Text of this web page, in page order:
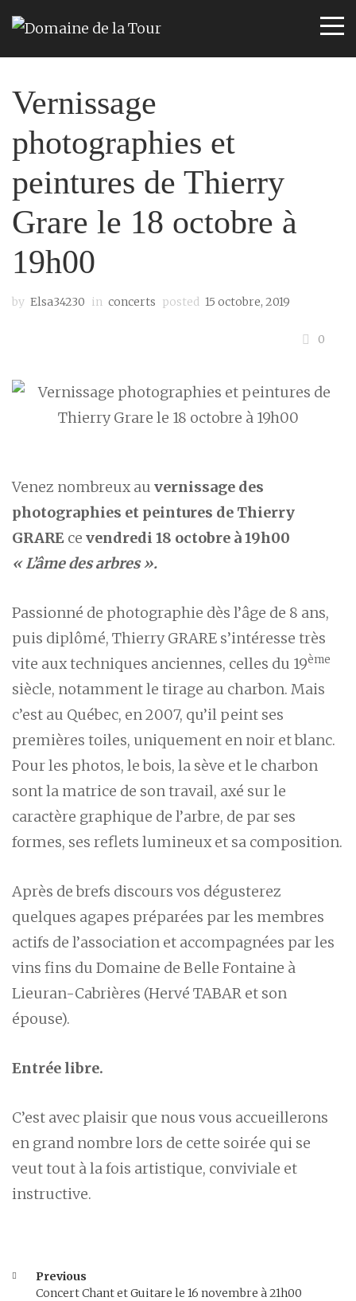
Vernissage
photographies et
peintures de Thierry
Grare le 18 octobre à
19h00
by Elsa34230 in concerts posted 15 octobre, 2019
0
Venez nombreux au vernissage des
photographies et peintures de Thierry
GRARE ce vendredi 18 octobre à 19h00
« L’âme des arbres ».
Passionné de photographie dès l’âge de 8 ans,
puis diplômé, Thierry GRARE s’intéresse très
vite aux techniques anciennes, celles du 19ème
siècle, notamment le tirage au charbon. Mais
c’est au Québec, en 2007, qu’il peint ses
premières toiles, uniquement en noir et blanc.
Pour les photos, le bois, la sève et le charbon
sont la matrice de son travail, axé sur le
caractère graphique de l’arbre, de par ses
formes, ses reflets lumineux et sa composition.
Après de brefs discours vos dégusterez
quelques agapes préparées par les membres
actifs de l’association et accompagnées par les
vins fins du Domaine de Belle Fontaine à
Lieuran-Cabrières (Hervé TABAR et son
épouse).
Entrée libre.
C’est avec plaisir que nous vous accueillerons
en grand nombre lors de cette soirée qui se
veut tout à la fois artistique, conviviale et
instructive.
Previous
Concert Chant et Guitare le 16 novembre à 21h00